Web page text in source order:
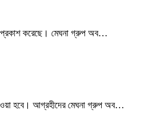
প্রকাশ করেছে। মেঘনা গ্রুপ অব…
দেওয়া হবে। আগ্রহীদের মেঘনা গ্রুপ অব…